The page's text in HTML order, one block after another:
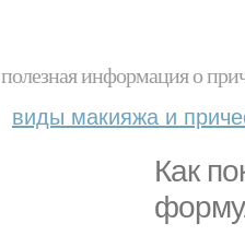
полезная информация о
виды макияжа и
Как